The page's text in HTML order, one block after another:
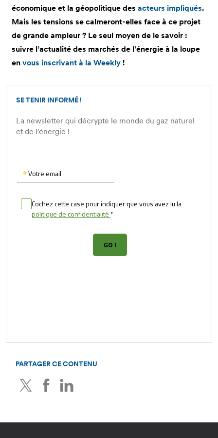
économique et la géopolitique des acteurs impliqués.
Mais les tensions se calmeront-elles face à ce projet
de grande ampleur ? Le seul moyen de le savoir :
suivre l’actualité des marchés de l’énergie à la loupe
en vous inscrivant à la Weekly !
SE TENIR INFORMÉ !
La newsletter qui décrypte le monde du gaz naturel
et de l'énergie !
PARTAGER CE CONTENU
TwitterFacebook